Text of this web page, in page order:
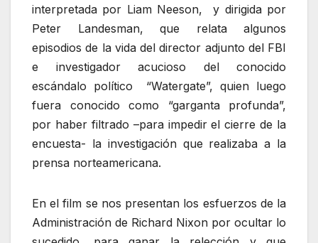
interpretada por Liam Neeson, y dirigida por
Peter Landesman, que relata algunos
episodios de la vida del director adjunto del FBI
e investigador acucioso del conocido
escándalo político “Watergate”, quien luego
fuera conocido como “garganta profunda”,
por haber filtrado –para impedir el cierre de la
encuesta- la investigación que realizaba a la
prensa norteamericana.
En el film se nos presentan los esfuerzos de la
Administración de Richard Nixon por ocultar lo